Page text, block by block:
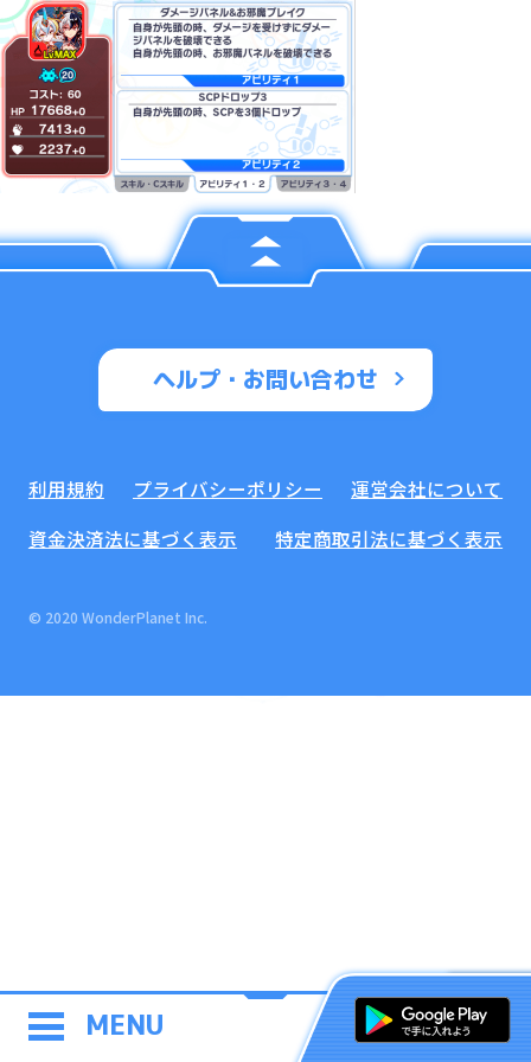
MENU
ヘルプ・お問い合わせ
利用規約 プライバシーポリシー
運営会社について
資金決済法に基づく表示
特定商取引法に基づく表示
© 2020 WonderPlanet Inc.